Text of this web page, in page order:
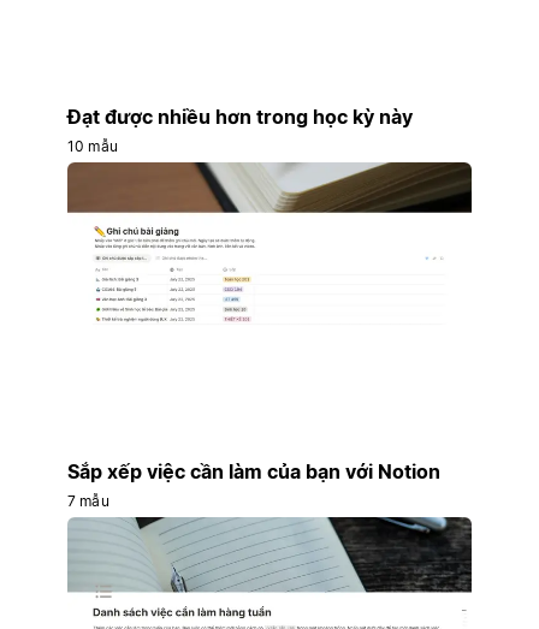
Đạt được nhiều hơn trong học kỳ này
10 mẫu
Sắp xếp việc cần làm của bạn với Notion
7 mẫu